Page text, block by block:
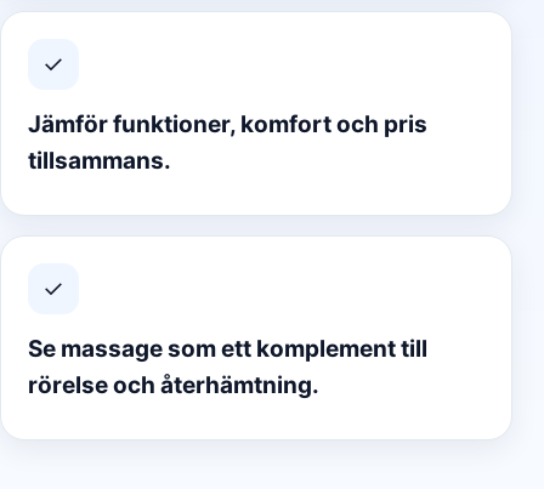
✓
Jämför funktioner, komfort och pris
tillsammans.
✓
Se massage som ett komplement till
rörelse och återhämtning.